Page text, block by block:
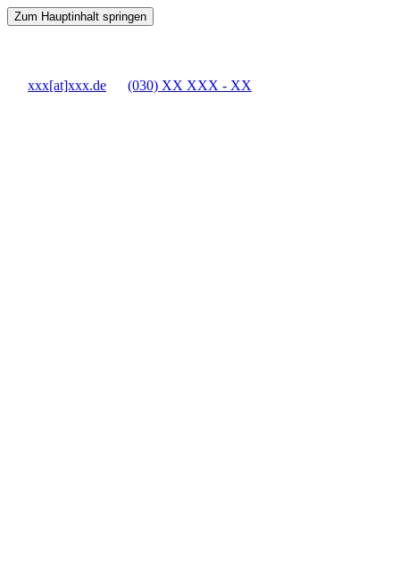
Zum Hauptinhalt springen
xxx[at]xxx.de (030) XX XXX - XX